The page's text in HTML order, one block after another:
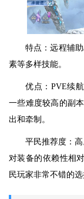
特点：远程辅
素等多样技能。
优点：PVE续
一些难度较高的副
出和牵制。
平民推荐度：高
对装备的依赖性相
民玩家非常不错的